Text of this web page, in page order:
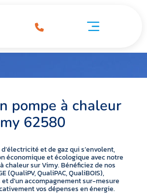
pompe à chaleur
62580
et de gaz qui s’envolent,
économique et écologique avec notre
chaleur sur Vimy. Bénéficiez de nos
(QualiPV, QualiPAC, QualiBOIS),
d’un accompagnement sur-mesure
vos dépenses en énergie.